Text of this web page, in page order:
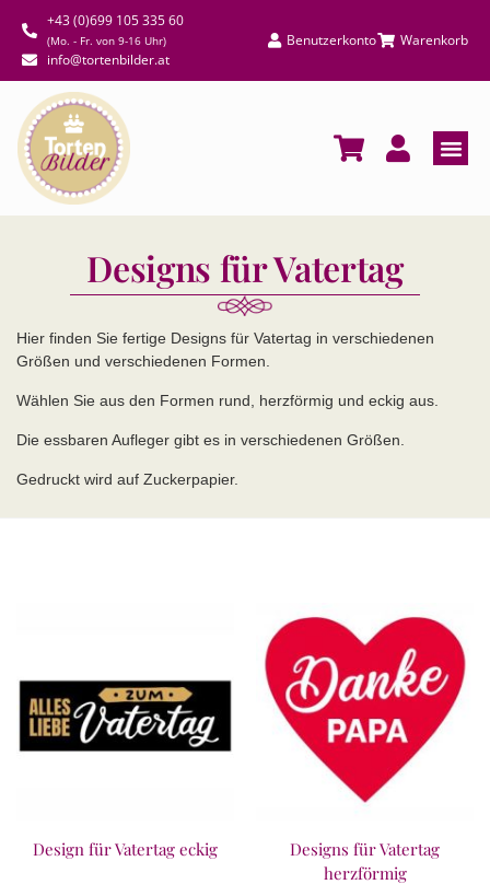
+43 (0)699 105 335 60
(Mo. - Fr. von 9-16 Uhr)
info@tortenbilder.at
Benutzerkonto Warenkorb
Designs für Vatertag
Hier finden Sie fertige Designs für Vatertag in verschiedenen
Größen und verschiedenen Formen.
Wählen Sie aus den Formen rund, herzförmig und eckig aus.
Die essbaren Aufleger gibt es in verschiedenen Größen.
Gedruckt wird auf Zuckerpapier.
Design für Vatertag eckig
Designs für Vatertag
herzförmig